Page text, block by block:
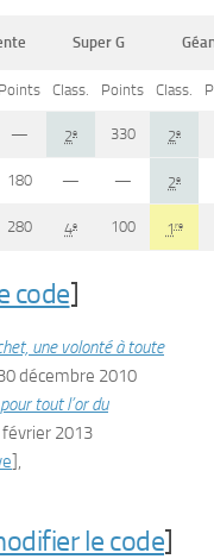
Super G
Points Class. Points Class.
— 2e 330 2e
180 — — 2e
280 4e 100 1re
code]
une volonté à toute
décembre 2010
tout l’or du
février 2013
],
le code]